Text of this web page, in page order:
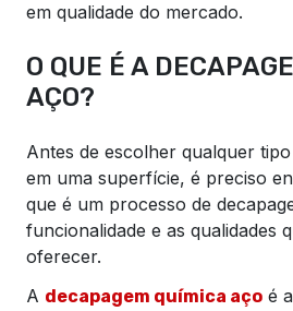
em qualidade do mercado.
O QUE É A
AÇO?
Antes de escolher qualquer
em uma superfície, é preciso
que é um processo de
funcionalidade e as qualidades
oferecer.
A decapagem química aço é